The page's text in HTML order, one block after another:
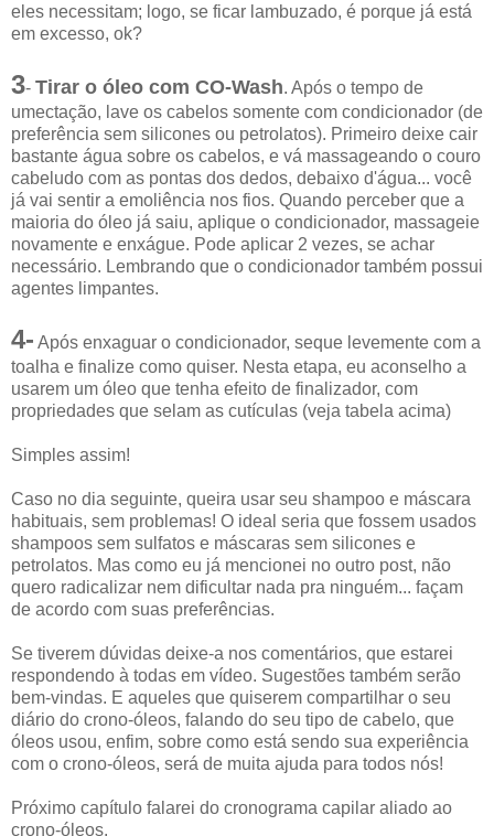
eles necessitam; logo, se ficar lambuzado, é porque já está
em excesso, ok?
3- Tirar o óleo com CO-Wash. Após o tempo de
umectação, lave os cabelos somente com condicionador (de
preferência sem silicones ou petrolatos). Primeiro deixe cair
bastante água sobre os cabelos, e vá massageando o couro
cabeludo com as pontas dos dedos, debaixo d'água... você
já vai sentir a emoliência nos fios. Quando perceber que a
maioria do óleo já saiu, aplique o condicionador, massageie
novamente e enxágue. Pode aplicar 2 vezes, se achar
necessário. Lembrando que o condicionador também possui
agentes limpantes.
4- Após enxaguar o condicionador, seque levemente com a
toalha e finalize como quiser. Nesta etapa, eu aconselho a
usarem um óleo que tenha efeito de finalizador, com
propriedades que selam as cutículas (veja tabela acima)
Simples assim!
Caso no dia seguinte, queira usar seu shampoo e máscara
habituais, sem problemas! O ideal seria que fossem usados
shampoos sem sulfatos e máscaras sem silicones e
petrolatos. Mas como eu já mencionei no outro post, não
quero radicalizar nem dificultar nada pra ninguém... façam
de acordo com suas preferências.
Se tiverem dúvidas deixe-a nos comentários, que estarei
respondendo à todas em vídeo. Sugestões também serão
bem-vindas. E aqueles que quiserem compartilhar o seu
diário do crono-óleos, falando do seu tipo de cabelo, que
óleos usou, enfim, sobre como está sendo sua experiência
com o crono-óleos, será de muita ajuda para todos nós!
Próximo capítulo falarei do cronograma capilar aliado ao
crono-óleos.